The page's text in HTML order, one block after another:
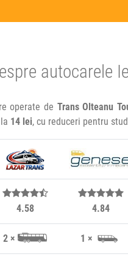
autocarele
operate de Trans Olteanu
14 lei, cu reduceri pentru
4.58 4.84
2 × 1 ×